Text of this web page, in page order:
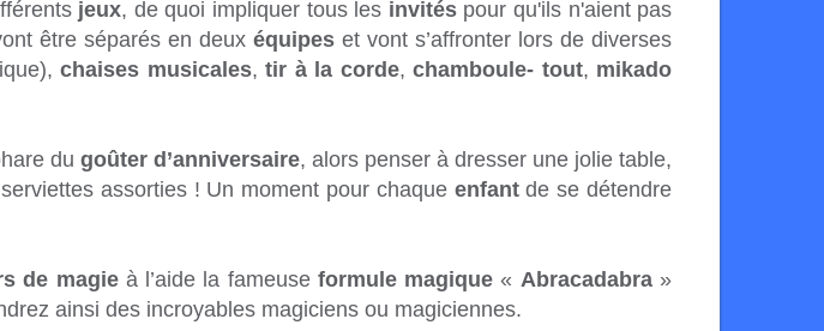
jeux, de quoi impliquer tous les invitéspour qu'ils n'aient pas
être séparés en deux équipes et vont s’affronter lors de diverses
chaises musicales,tir à la corde,chamboule- tout, mikado
du goûter d’anniversaire, alors penser à dresser une jolie table,
assorties ! Un moment pour chaque enfantde se détendre
de magieà l’aide la fameuse formule magique « Abracadabra»
ainsi des incroyables magiciens ou magiciennes.